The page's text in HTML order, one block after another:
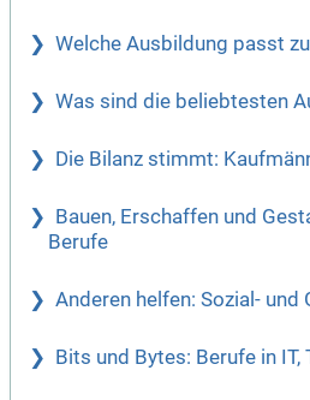
Welche Ausbildung passt
Was sind die beliebtesten
Die Bilanz stimmt:
Bauen, Erschaffen und
Berufe
Anderen helfen: Sozial-
Bits und Bytes: Berufe in